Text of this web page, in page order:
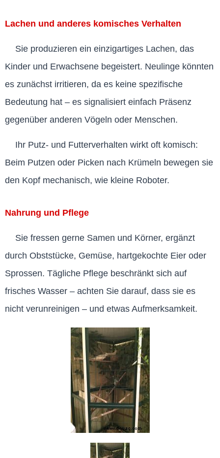
Lachen und anderes komisches Verhalten
Sie produzieren ein einzigartiges Lachen, das
Kinder und Erwachsene begeistert. Neulinge könnten
es zunächst irritieren, da es keine spezifische
Bedeutung hat – es signalisiert einfach Präsenz
gegenüber anderen Vögeln oder Menschen.
Ihr Putz- und Futterverhalten wirkt oft komisch:
Beim Putzen oder Picken nach Krümeln bewegen sie
den Kopf mechanisch, wie kleine Roboter.
Nahrung und Pflege
Sie fressen gerne Samen und Körner, ergänzt
durch Obststücke, Gemüse, hartgekochte Eier oder
Sprossen. Tägliche Pflege beschränkt sich auf
frisches Wasser – achten Sie darauf, dass sie es
nicht verunreinigen – und etwas Aufmerksamkeit.